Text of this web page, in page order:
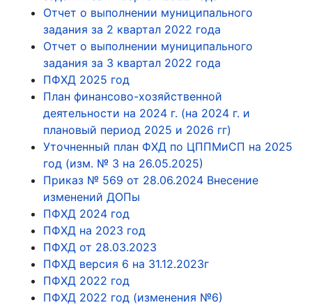
Отчет о выполнении муниципального
задания за 2 квартал 2022 года
Отчет о выполнении муниципального
задания за 3 квартал 2022 года
ПФХД 2025 год
План финансово-хозяйственной
деятельности на 2024 г. (на 2024 г. и
плановый период 2025 и 2026 гг)
Уточненный план ФХД по ЦППМиСП на 2025
год (изм. № 3 на 26.05.2025)
Приказ № 569 от 28.06.2024 Внесение
изменений ДОПы
ПФХД 2024 год
ПФХД на 2023 год
ПФХД от 28.03.2023
ПФХД версия 6 на 31.12.2023г
ПФХД 2022 год
ПФХД 2022 год (изменения №6)